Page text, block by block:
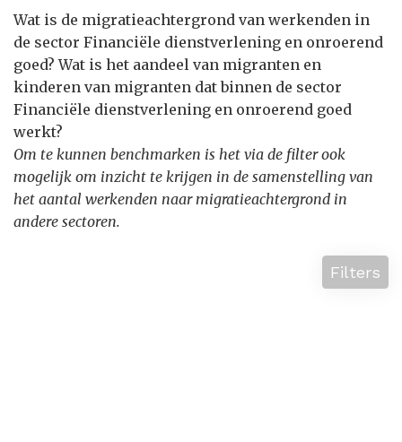
Wat is de migratieachtergrond van werkenden in
de sector Financiële dienstverlening en onroerend
goed? Wat is het aandeel van migranten en
kinderen van migranten dat binnen de sector
Financiële dienstverlening en onroerend goed
werkt?
Om te kunnen benchmarken is het via de filter ook
mogelijk om inzicht te krijgen in de samenstelling van
het aantal werkenden naar migratieachtergrond in
andere sectoren.
Filters